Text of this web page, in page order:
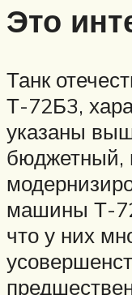
Это
Танк
Т-72Б3,
указаны
бюджетный,
машины Т-
что у них